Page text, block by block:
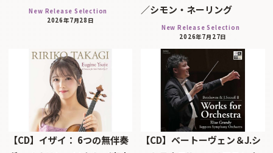
New Release Selection
2026年7月28日
／シモン・ネーリング
New Release Selection
2026年7月27日
【CD】イザイ： 6つの無伴奏
【CD】ベートーヴェン＆J.シ